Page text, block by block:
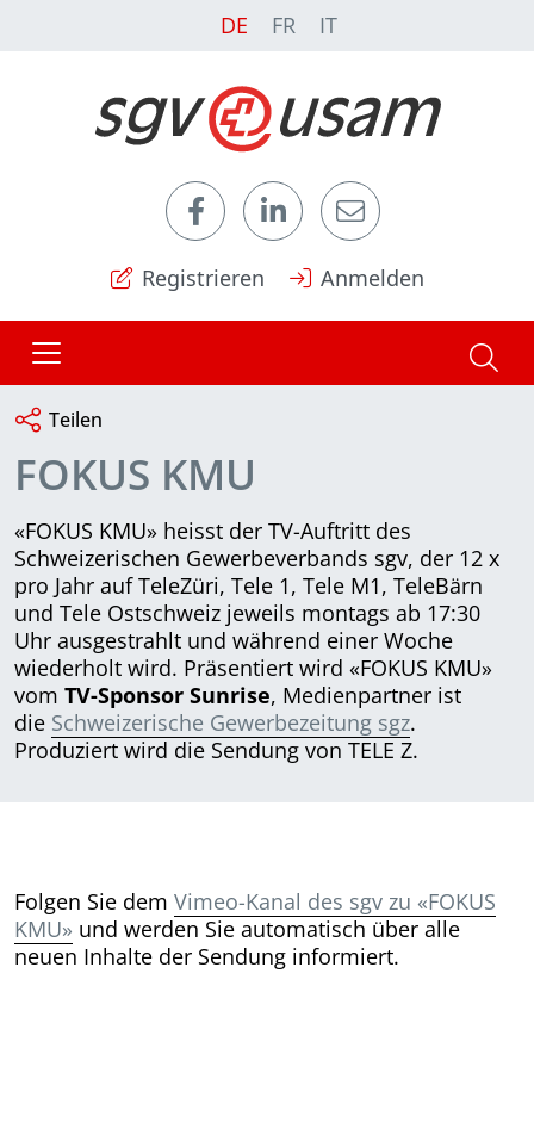
DE FR IT
Registrieren Anmelden
Teilen
FOKUS KMU
«FOKUS KMU» heisst der TV-Auftritt des
Schweizerischen Gewerbeverbands sgv, der 12 x
pro Jahr auf TeleZüri, Tele 1, Tele M1, TeleBärn
und Tele Ostschweiz jeweils montags ab 17:30
Uhr ausgestrahlt und während einer Woche
wiederholt wird. Präsentiert wird «FOKUS KMU»
vom TV-Sponsor Sunrise, Medienpartner ist
die Schweizerische Gewerbezeitung sgz.
Produziert wird die Sendung von TELE Z.
Folgen Sie dem Vimeo-Kanal des sgv zu «FOKUS
KMU» und werden Sie automatisch über alle
neuen Inhalte der Sendung informiert.